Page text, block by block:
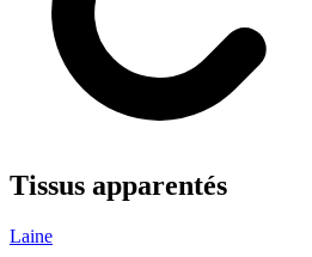
Tissus apparentés
Laine